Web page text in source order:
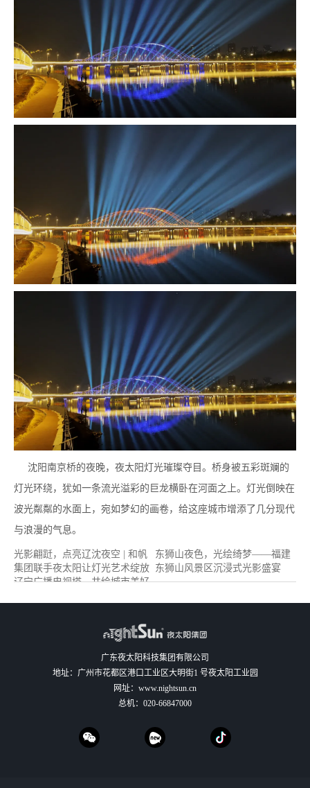
沈阳南京桥的夜晚，夜太阳灯光璀璨夺目。桥身被五彩斑斓的
灯光环绕，犹如一条流光溢彩的巨龙横卧在河面之上。灯光倒映在
波光粼粼的水面上，宛如梦幻的画卷，给这座城市增添了几分现代
与浪漫的气息。
光影翩跹，点亮辽沈夜空 | 和帆
集团联手夜太阳让灯光艺术绽放
辽宁广播电视塔，共绘城市美好
东狮山夜色，光绘绮梦——福建
东狮山风景区沉浸式光影盛宴
广东夜太阳科技集团有限公司
地址：广州市花都区港口工业区大明街1 号夜太阳工业园
网址： www.nightsun.cn
总机： 020-66847000